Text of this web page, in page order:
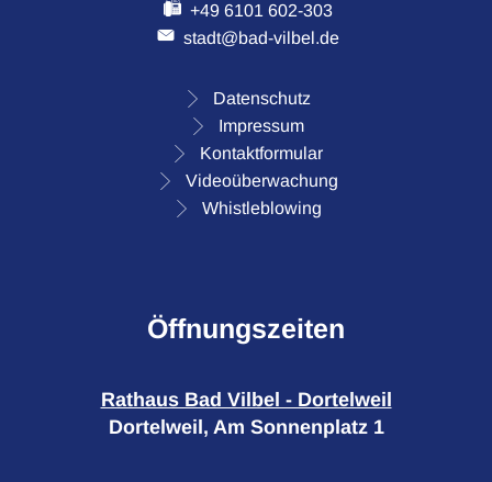
+49 6101 602-303
stadt@bad-vilbel.de
Datenschutz
Impressum
Kontaktformular
Videoüberwachung
Whistleblowing
Öffnungszeiten
Rathaus Bad Vilbel - Dortelweil
Dortelweil, Am Sonnenplatz 1